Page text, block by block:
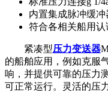
内置集成脉冲缓冲
符合各相关船用认
紧凑型压力变送器
的船舶应用，例如克
响，并提供可靠的压
可正常运行。灵活的